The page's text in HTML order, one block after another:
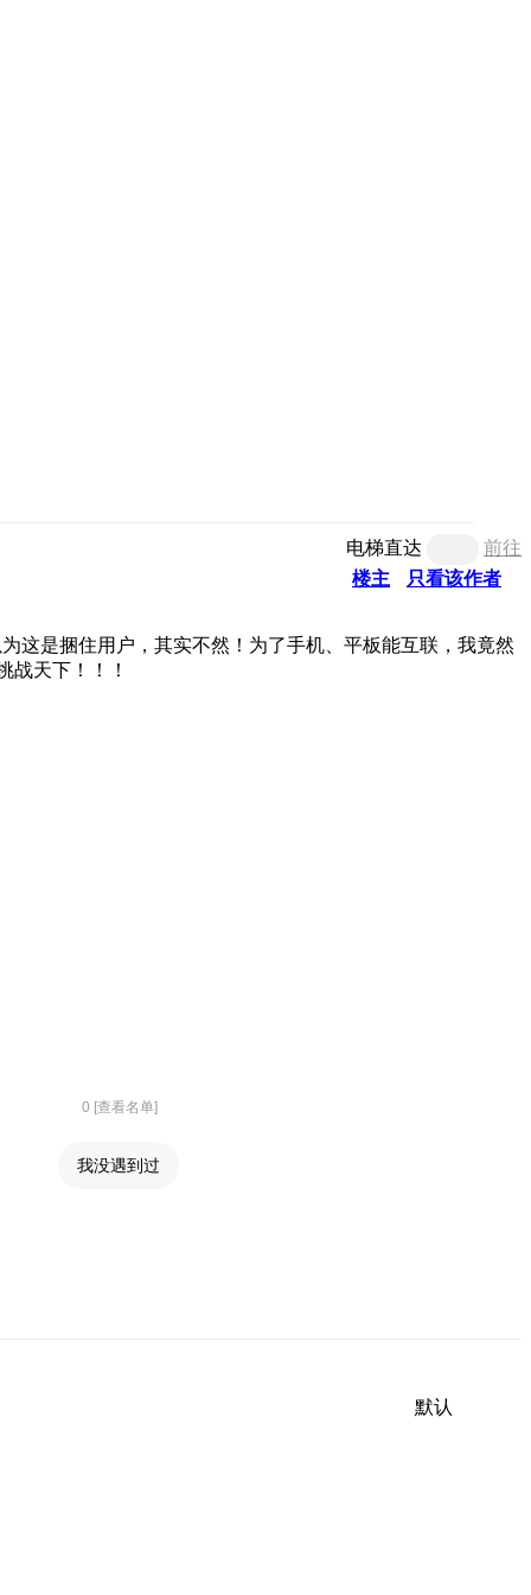
电梯直达
前往
楼主
只看该作者
这是捆住用户，其实不然！为了手机、平板能互联，我竟然
战天下！！！
0 [查看名单]
我没遇到过
默认